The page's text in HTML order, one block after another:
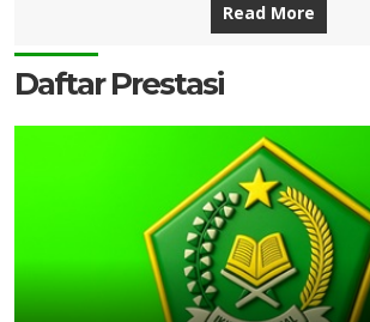
Read More
Daftar Prestasi